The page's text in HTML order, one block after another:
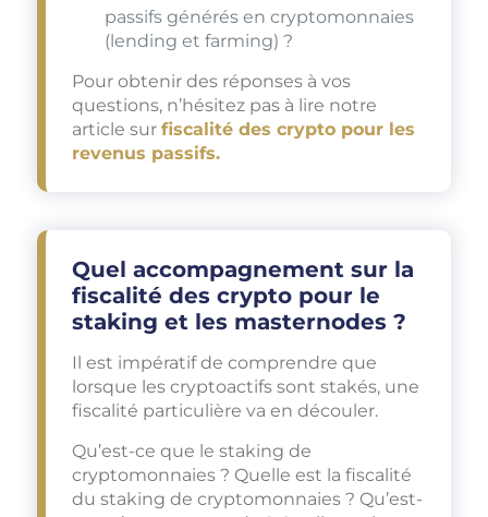
passifs générés en cryptomonnaies
(lending et farming) ?
Pour obtenir des réponses à vos
questions, n’hésitez pas à lire notre
article sur fiscalité des crypto pour les
revenus passifs.
Quel accompagnement sur la
fiscalité des crypto pour le
staking et les masternodes ?
Il est impératif de comprendre que
lorsque les cryptoactifs sont stakés, une
fiscalité particulière va en découler.
Qu’est-ce que le staking de
cryptomonnaies ? Quelle est la fiscalité
du staking de cryptomonnaies ? Qu’est-